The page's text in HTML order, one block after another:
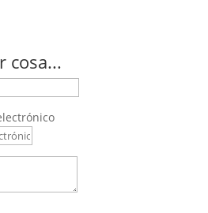
cosa...